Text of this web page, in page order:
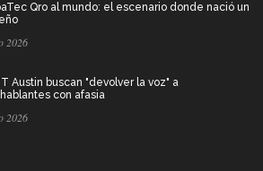
Qro al mundo: el escenario donde nació un
2026
Austin buscan "devolver la voz" a
con afasia
2026